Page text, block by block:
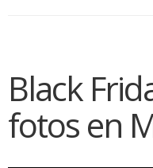
Reportajes
Famosos
Black
fotos en